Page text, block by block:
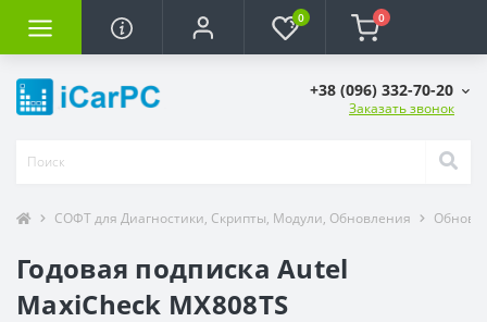
0 0
+38 (096) 332-70-20
Заказать звонок
СОФТ для Диагностики, Скрипты, Модули, Обновления
Годовая подписка Autel
MaxiCheck MX808TS